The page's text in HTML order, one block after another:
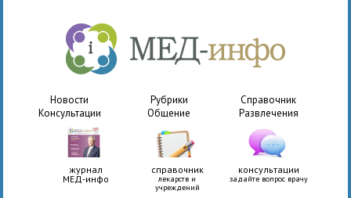
Новости Рубрики
Справочник
Консультации
Общение Развлечения
журнал
МЕД-инфо
справочник
лекарств и
учреждений
консультации
задайте вопрос врачу